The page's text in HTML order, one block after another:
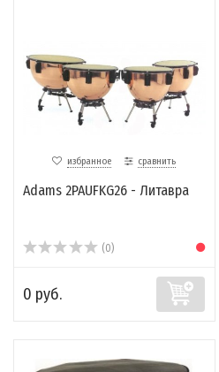
избранное сравнить
Adams 2PAUFKG26 - Литавра
(0)
0 руб.